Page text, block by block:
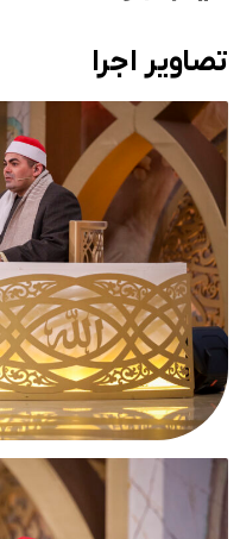
تصاویر اجرا